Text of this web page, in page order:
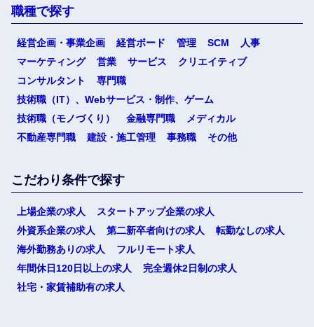
職種で探す
経営企画・事業企画 経営ボード 管理 SCM
人事
マーケティング
営業 サービス
クリエイティブ
コンサルタント
専門職
技術職（IT）、Webサービス・制作、ゲーム
技術職（モノづくり）
金融専門職
メディカル
不動産専門職
建設・施工管理 事務職 その他
こだわり条件で探す
上場企業の求人
スタートアップ企業の求人
外資系企業の求人
第二新卒者向けの求人
転勤なしの求人
海外勤務ありの求人
フルリモート求人
年間休日120日以上の求人
完全週休2日制の求人
社宅・家賃補助有の求人